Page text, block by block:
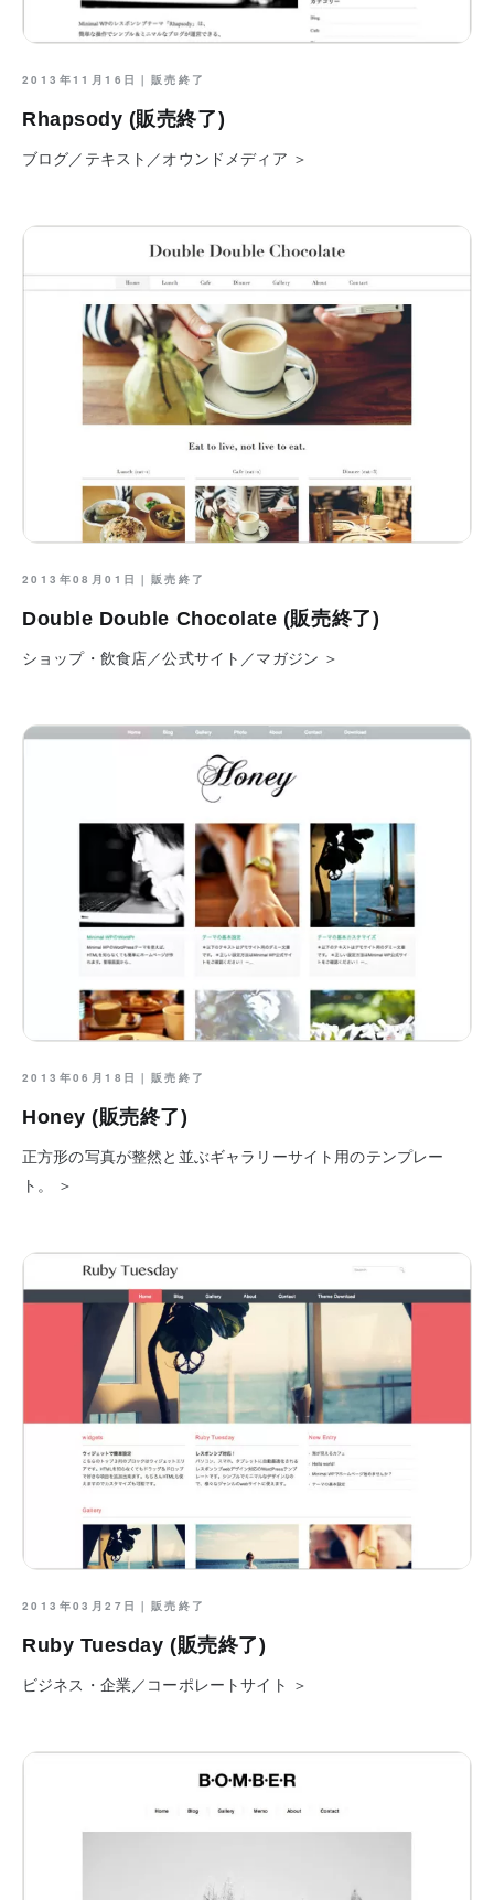
2013年11月16日｜ 販売終了
Rhapsody (販売終了)
ブログ／テキスト／オウンドメディア ＞
2013年08月01日｜ 販売終了
Double Double Chocolate (販売終了)
ショップ・飲食店／公式サイト／マガジン ＞
2013年06月18日｜ 販売終了
Honey (販売終了)
正方形の写真が整然と並ぶギャラリーサイト用のテンプレー
ト。 ＞
2013年03月27日｜ 販売終了
Ruby Tuesday (販売終了)
ビジネス・企業／コーポレートサイト ＞